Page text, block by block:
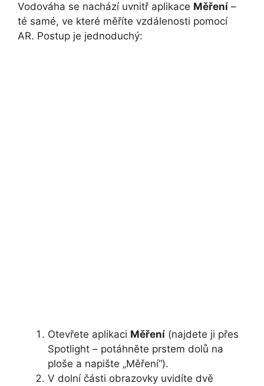
Vodováha se nachází uvnitř aplikace Měření –
té samé, ve které měříte vzdálenosti pomocí
AR. Postup je jednoduchý:
Otevřete aplikaci Měření (najdete ji přes
Spotlight – potáhněte prstem dolů na
ploše a napište „Měření“).
V dolní části obrazovky uvidíte dvě